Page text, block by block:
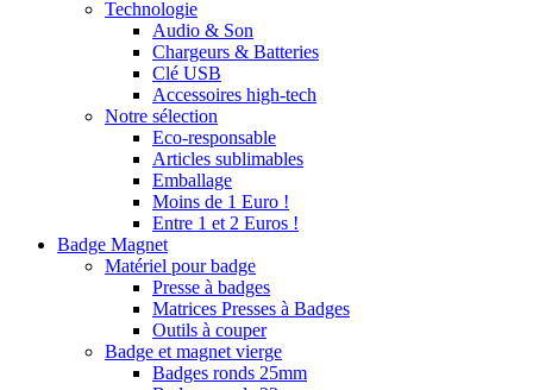
Technologie
Audio & Son
Chargeurs & Batteries
Clé USB
Accessoires high-tech
Notre sélection
Eco-responsable
Articles sublimables
Emballage
Moins de 1 Euro !
Entre 1 et 2 Euros !
Badge Magnet
Matériel pour badge
Presse à badges
Matrices Presses à Badges
Outils à couper
Badge et magnet vierge
Badges ronds 25mm